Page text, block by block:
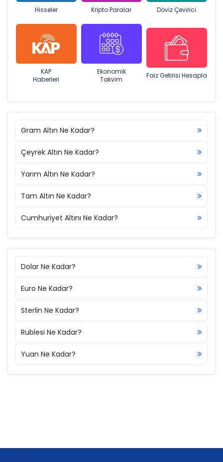
Hisseler Kripto Paralar Döviz Çevirici
KAP
Haberleri
Ekonomik
Takvim
Faiz Getirisi Hesapla
Gram Altın Ne Kadar?
Çeyrek Altın Ne Kadar?
Yarım Altın Ne Kadar?
Tam Altın Ne Kadar?
Cumhuriyet Altını Ne Kadar?
Dolar Ne Kadar?
Euro Ne Kadar?
Sterlin Ne Kadar?
Rublesi Ne Kadar?
Yuan Ne Kadar?